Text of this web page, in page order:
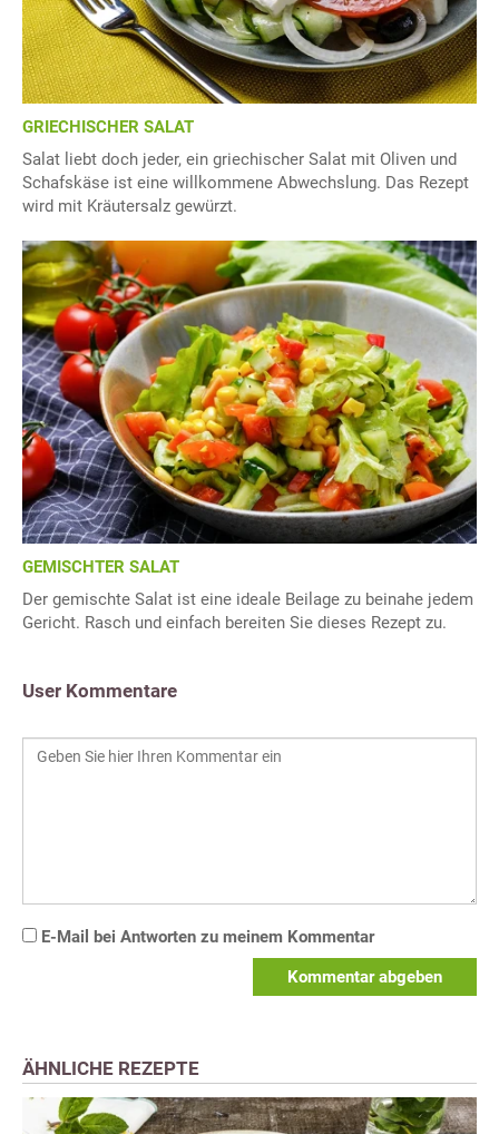
GRIECHISCHER SALAT
Salat liebt doch jeder, ein griechischer Salat mit Oliven und
Schafskäse ist eine willkommene Abwechslung. Das Rezept
wird mit Kräutersalz gewürzt.
GEMISCHTER SALAT
Der gemischte Salat ist eine ideale Beilage zu beinahe jedem
Gericht. Rasch und einfach bereiten Sie dieses Rezept zu.
User Kommentare
E-Mail bei Antworten zu meinem Kommentar
Kommentar abgeben
ÄHNLICHE REZEPTE